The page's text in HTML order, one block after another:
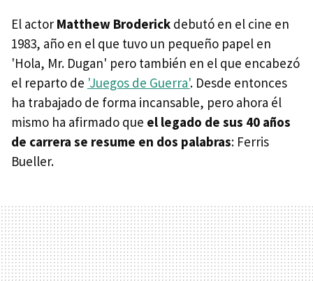
El actor Matthew Broderick debutó en el cine en
1983, año en el que tuvo un pequeño papel en
'Hola, Mr. Dugan' pero también en el que encabezó
el reparto de 'Juegos de Guerra'. Desde entonces
ha trabajado de forma incansable, pero ahora él
mismo ha afirmado que el legado de sus 40 años
de carrera se resume en dos palabras: Ferris
Bueller.